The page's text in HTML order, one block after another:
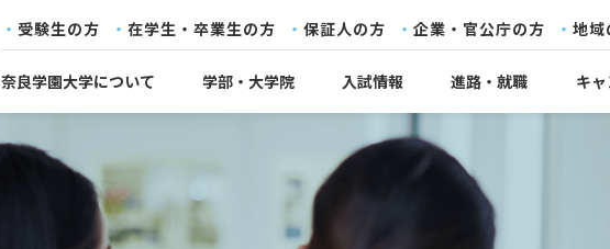
受験生の方 在学生・卒業生の方 保証人の方 企業・官公庁の方 地域
奈良学園大学について 学部・大学院 入試情報 進路・就職 キ